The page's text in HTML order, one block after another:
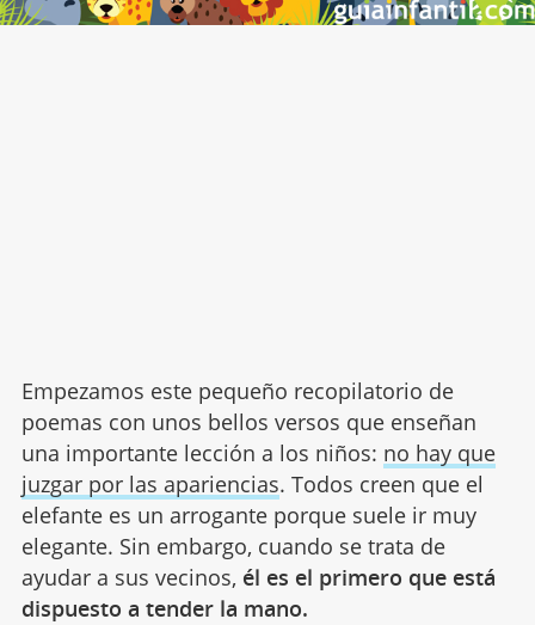
Empezamos este pequeño recopilatorio de
poemas con unos bellos versos que enseñan
una importante lección a los niños: no hay que
juzgar por las apariencias. Todos creen que el
elefante es un arrogante porque suele ir muy
elegante. Sin embargo, cuando se trata de
ayudar a sus vecinos, él es el primero que está
dispuesto a tender la mano.